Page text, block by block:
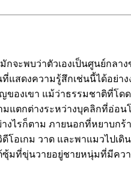
จะพบว่าตัวเองเป็นศูนย์กลา
สดงความรู้สึกเช่นนี้ได้อย่าง
องเขา แม้ว่าธรรมชาติที่โด
มแตกต่างระหว่างบุคลิกที่อ่อ
รก็ตาม ภายนอกที่หยาบกร้า
โอเกม วาด และพาแมวไปเ
ซุ้มที่ขุ่นวายอยู่ชายหนุ่มที่มีค